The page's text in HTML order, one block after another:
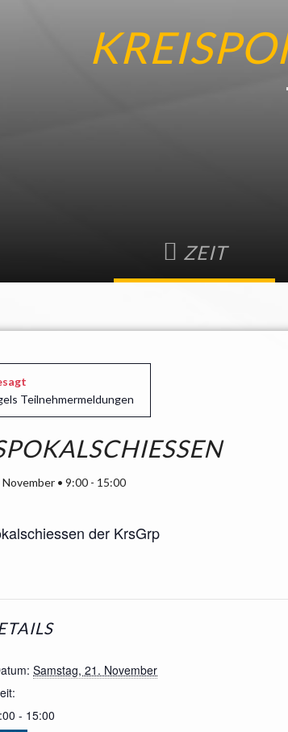
ZEIT
Teilnehmermeldungen
November • 9:00 - 15:00
der KrsGrp
Samstag, 21. November
- 15:00